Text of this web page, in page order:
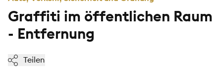
Graffiti im öffentlichen Raum
- Entfernung
Teilen